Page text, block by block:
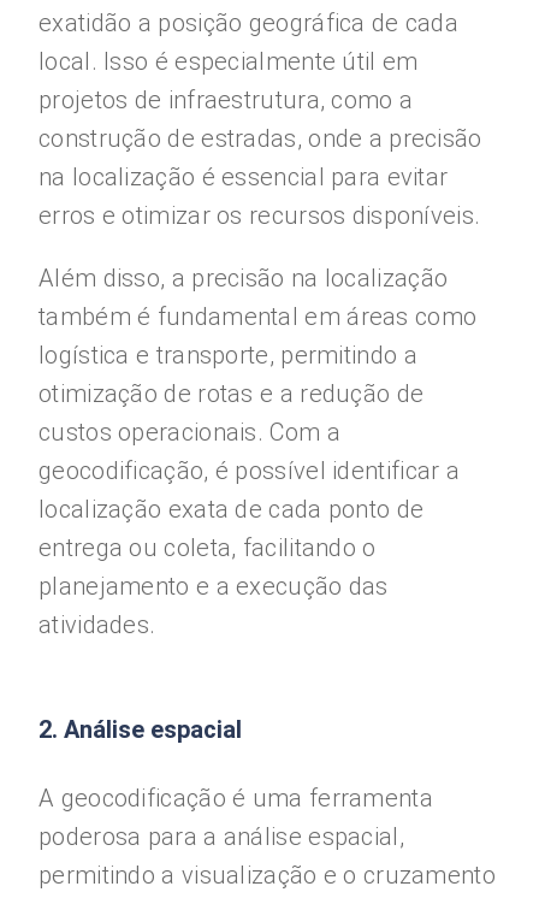
exatidão a posição geográfica de cada
local. Isso é especialmente útil em
projetos de infraestrutura, como a
construção de estradas, onde a precisão
na localização é essencial para evitar
erros e otimizar os recursos disponíveis.
Além disso, a precisão na localização
também é fundamental em áreas como
logística e transporte, permitindo a
otimização de rotas e a redução de
custos operacionais. Com a
geocodificação, é possível identificar a
localização exata de cada ponto de
entrega ou coleta, facilitando o
planejamento e a execução das
atividades.
2. Análise espacial
A geocodificação é uma ferramenta
poderosa para a análise espacial,
permitindo a visualização e o cruzamento